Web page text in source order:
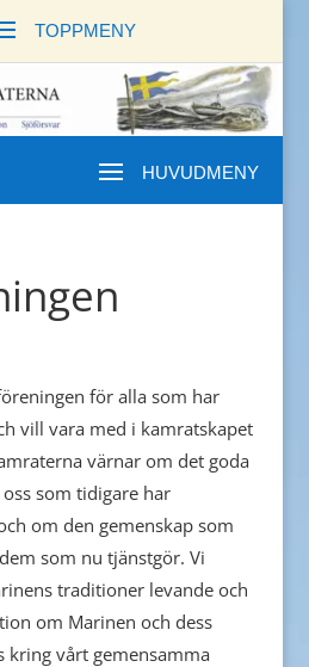
för alla som har
vill vara med i kamratskapet
värnar om det goda
som tidigare har
om den gemenskap som
som nu tjänstgör. Vi
traditioner levande och
om Marinen och dess
kring vårt gemensamma